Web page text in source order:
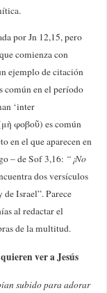
por Jn 12,15, pero
comienza con
ejemplo de citación
común en el período
‘inter
φοβοῦ) es común
en el que aparecen en
– de Sof 3,16: “¡No
dos versículos
de Israel”. Parece
al redactar el
de la multitud.
ver a Jesús
subido para adorar